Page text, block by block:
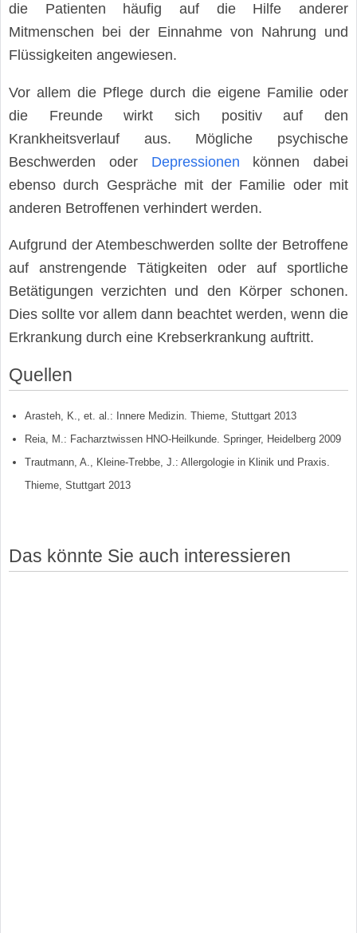
die Patienten häufig auf die Hilfe anderer
Mitmenschen bei der Einnahme von Nahrung und
Flüssigkeiten angewiesen.
Vor allem die Pflege durch die eigene Familie oder
die Freunde wirkt sich positiv auf den
Krankheitsverlauf aus. Mögliche psychische
Beschwerden oder Depressionen können dabei
ebenso durch Gespräche mit der Familie oder mit
anderen Betroffenen verhindert werden.
Aufgrund der Atembeschwerden sollte der Betroffene
auf anstrengende Tätigkeiten oder auf sportliche
Betätigungen verzichten und den Körper schonen.
Dies sollte vor allem dann beachtet werden, wenn die
Erkrankung durch eine Krebserkrankung auftritt.
Quellen
Arasteh, K., et. al.: Innere Medizin. Thieme, Stuttgart 2013
Reia, M.: Facharztwissen HNO-Heilkunde. Springer, Heidelberg 2009
Trautmann, A., Kleine-Trebbe, J.: Allergologie in Klinik und Praxis.
Thieme, Stuttgart 2013
Das könnte Sie auch interessieren